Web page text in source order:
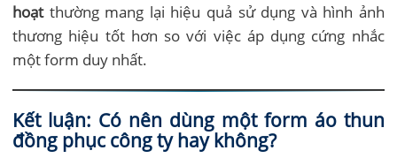
hoạtthường mang lại hiệu quả sử dụng và hình ảnh
thương hiệu tốt hơn so với việc áp dụng cứng nhắc
một form duy nhất.
Kết luận: Có nên dùng một form áo thun
đồng phục công ty hay không?